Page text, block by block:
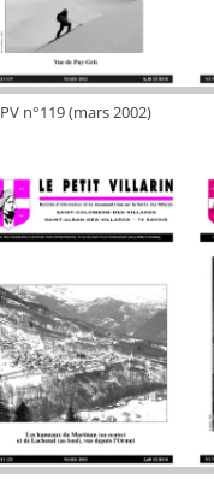
PV n°119 (mars 2002)